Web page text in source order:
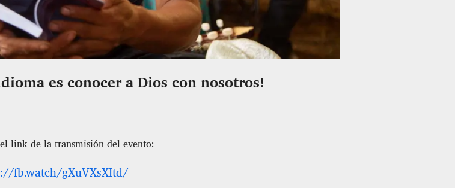
es conocer a Dios con nosotros!
link de la transmisión del evento:
fb.watch/gXuVXsXItd/